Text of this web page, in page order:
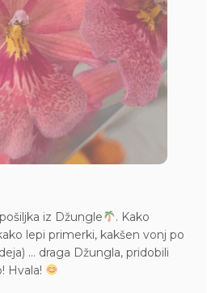
iz Džungle
. Kako
lepi primerki, kakšen vonj po
… draga Džungla, pridobili
Hvala!